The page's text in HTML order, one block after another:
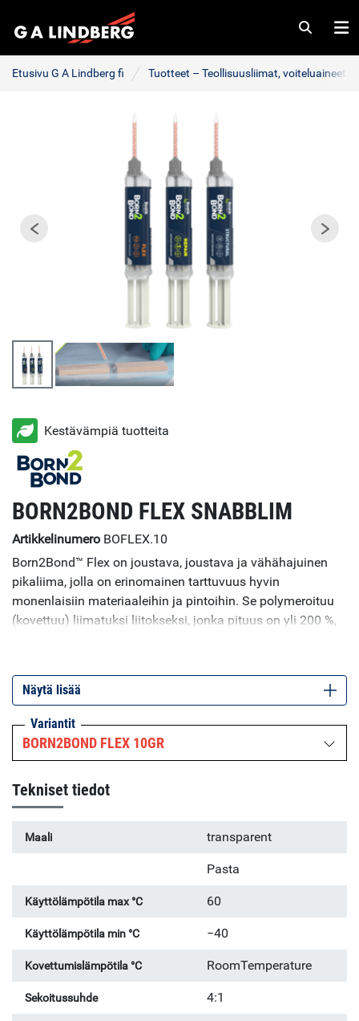
Haku
Etusivu G A Lindberg fi Tuotteet – Teollisuusliimat, voiteluaineet
Kestävämpiä tuotteita
BORN2BOND FLEX SNABBLIM
Artikkelinumero BOFLEX.10
Born2Bond™ Flex on joustava, joustava ja vähähajuinen
pikaliima, jolla on erinomainen tarttuvuus hyvin
monenlaisiin materiaaleihin ja pintoihin. Se polymeroituu
(kovettuu) liimatuksi liitokseksi, jonka pituus on yli 200 %,
täyttämiseen, ja se tarjoaa välittömän tarttuvuuden
useimpiin muoveihin, puuhun ja metalleihin sekä
huokoisiin ja epäsäännöllisiin pintoihin. Esimerkkejä
sovelluksista ovat nahan liimaus vaatteissa,
Näytä lisää
Variantit
BORN2BOND FLEX 10GR
Tekniset tiedot
Maali transparent
Pasta
Käyttölämpötila max °C 60
Käyttölämpötila min °C −40
Kovettumislämpötila °C RoomTemperature
Sekoitussuhde 4:1